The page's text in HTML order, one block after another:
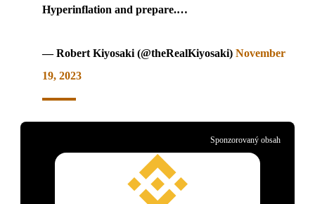
Hyperinflation and prepare.…
— Robert Kiyosaki (@theRealKiyosaki) November
19, 2023
Sponzorovaný obsah